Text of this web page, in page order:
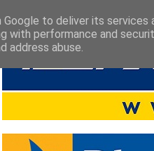
to deliver its services
with performance and
address abuse.